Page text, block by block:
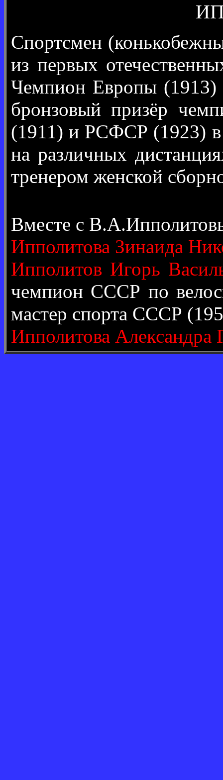
Спортсмен
из первых
Чемпион Европы (1913)
бронзовый призёр
(1911) и РСФСР (1923)
на различных
тренером женской
Вместе с
Ипполитова Зинаида
Ипполитов Игорь
чемпион СССР по
мастер спорта СССР
Ипполитова Александра